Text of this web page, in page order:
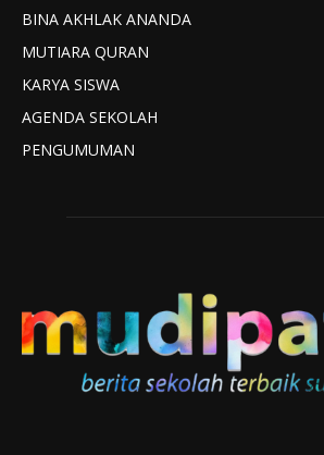
BINA AKHLAK ANANDA
MUTIARA QURAN
KARYA SISWA
AGENDA SEKOLAH
PENGUMUMAN